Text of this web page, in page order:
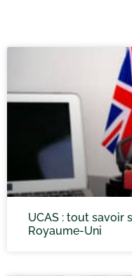
UCAS : tout savoir
Royaume-Uni